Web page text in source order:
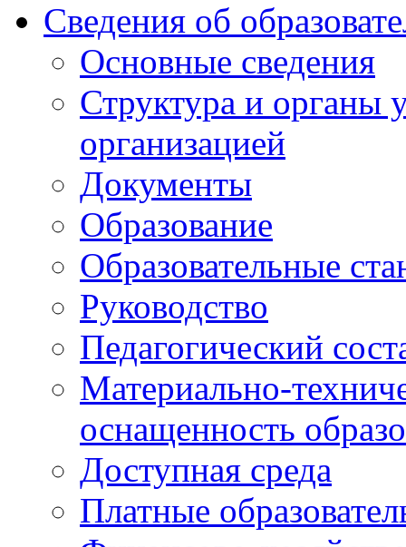
Сведения об
Основные сведения
Структура и органы
организацией
Документы
Образование
Образовательные
Руководство
Педагогический
Материально-
оснащенность
Доступная среда
Платные